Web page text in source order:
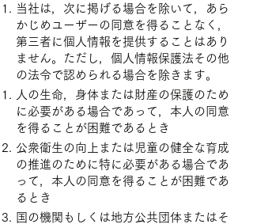
当社は，次に掲げる場合を除いて，あら
かじめユーザーの同意を得ることなく，
第三者に個人情報を提供することはあり
ません。ただし，個人情報保護法その他
の法令で認められる場合を除きます。
人の生命，身体または財産の保護のため
に必要がある場合であって，本人の同意
を得ることが困難であるとき
公衆衛生の向上または児童の健全な育成
の推進のために特に必要がある場合であ
って，本人の同意を得ることが困難であ
るとき
国の機関もしくは地方公共団体またはそ